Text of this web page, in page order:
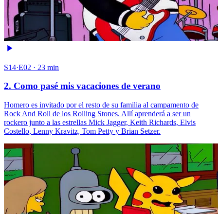
S14·E02 · 23 min
2. Como pasé mis vacaciones de verano
Homero es invitado por el resto de su familia al campamento de
Rock And Roll de los Rolling Stones. Allí aprenderá a ser un
rockero junto a las estrellas Mick Jagger, Keith Richards, Elvis
Costello, Lenny Kravitz, Tom Petty y Brian Setzer.